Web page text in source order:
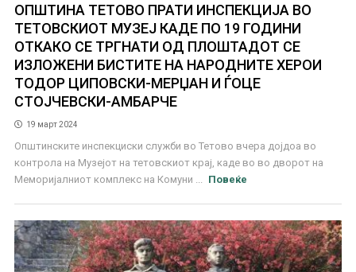
ОПШТИНА ТЕТОВО ПРАТИ ИНСПЕКЦИЈА ВО
ТЕТОВСКИОТ МУЗЕЈ КАДЕ ПО 19 ГОДИНИ
ОТКАКО СЕ ТРГНАТИ ОД ПЛОШТАДОТ СЕ
ИЗЛОЖЕНИ БИСТИТЕ НА НАРОДНИТЕ ХЕРОИ
ТОДОР ЦИПОВСКИ-МЕРЏАН И ЃОЦЕ
СТОЈЧЕВСКИ-АМБАРЧЕ
19 март 2024
Општинските инспекциски служби во Тетово вчера дојдоа во
контрола на Музејот на тетовскиот крај, каде во во дворот на
Меморијалниот комплекс на Комуни ...
Повеќе